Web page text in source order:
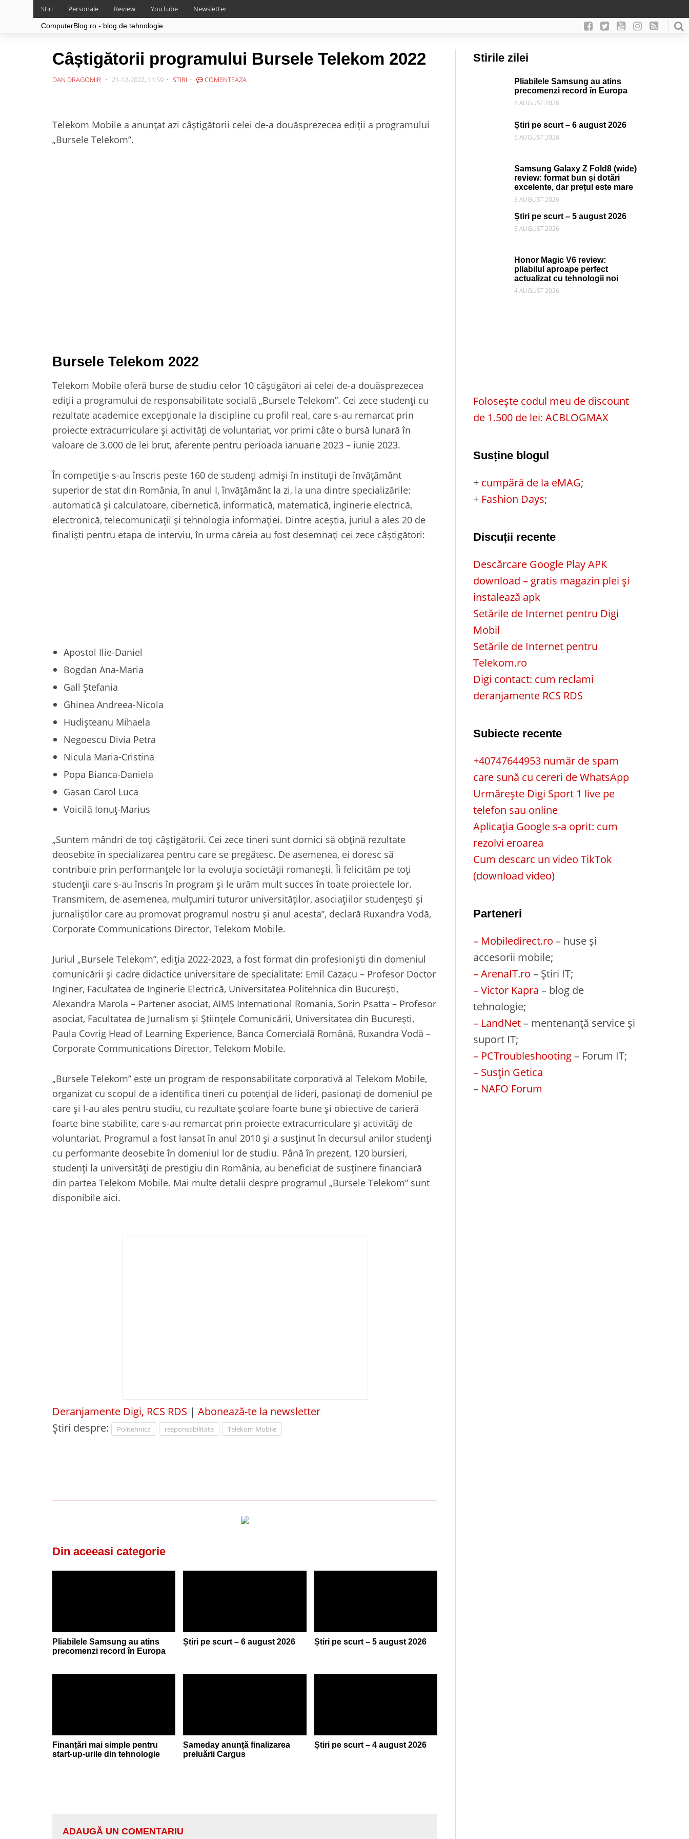
Stiri Personale Review YouTube Newsletter
ComputerBlog.ro - blog de tehnologie
Câștigătorii programului Bursele Telekom 2022
DAN DRAGOMIR 21-12-2022, 11:59 STIRI COMENTEAZA
Telekom Mobile a anunțat azi câștigătorii celei de-a douăsprezecea ediții a programului
„Bursele Telekom”.
Bursele Telekom 2022
Telekom Mobile oferă burse de studiu celor 10 câștigători ai celei de-a douăsprezecea
ediții a programului de responsabilitate socială „Bursele Telekom”. Cei zece studenți cu
rezultate academice excepționale la discipline cu profil real, care s-au remarcat prin
proiecte extracurriculare şi activități de voluntariat, vor primi câte o bursă lunară în
valoare de 3.000 de lei brut, aferente pentru perioada ianuarie 2023 – iunie 2023.
În competiție s-au înscris peste 160 de studenți admiși în instituții de învățământ
superior de stat din România, în anul I, învățământ la zi, la una dintre specializările:
automatică și calculatoare, cibernetică, informatică, matematică, inginerie electrică,
electronică, telecomunicații și tehnologia informației. Dintre aceștia, juriul a ales 20 de
finaliști pentru etapa de interviu, în urma căreia au fost desemnați cei zece câștigători:
Apostol Ilie-Daniel
Bogdan Ana-Maria
Gall Ștefania
Ghinea Andreea-Nicola
Hudișteanu Mihaela
Negoescu Divia Petra
Nicula Maria-Cristina
Popa Bianca-Daniela
Gasan Carol Luca
Voicilă Ionuț-Marius
„Suntem mândri de toți câștigătorii. Cei zece tineri sunt dornici să obțină rezultate
deosebite în specializarea pentru care se pregătesc. De asemenea, ei doresc să
contribuie prin performanțele lor la evoluția societății romanești. Îi felicităm pe toți
studenții care s-au înscris în program și le urăm mult succes în toate proiectele lor.
Transmitem, de asemenea, mulțumiri tuturor universităților, asociațiilor studențești şi
jurnaliștilor care au promovat programul nostru și anul acesta”, declară Ruxandra Vodă,
Corporate Communications Director, Telekom Mobile.
Juriul „Bursele Telekom”, ediția 2022-2023, a fost format din profesioniști din domeniul
comunicării și cadre didactice universitare de specialitate: Emil Cazacu – Profesor Doctor
Inginer, Facultatea de Inginerie Electrică, Universitatea Politehnica din București,
Alexandra Marola – Partener asociat, AIMS International Romania, Sorin Psatta – Profesor
asociat, Facultatea de Jurnalism şi Științele Comunicării, Universitatea din București,
Paula Covrig Head of Learning Experience, Banca Comercială Română, Ruxandra Vodă –
Corporate Communications Director, Telekom Mobile.
„Bursele Telekom” este un program de responsabilitate corporativă al Telekom Mobile,
organizat cu scopul de a identifica tineri cu potențial de lideri, pasionați de domeniul pe
care şi l-au ales pentru studiu, cu rezultate școlare foarte bune şi obiective de carieră
foarte bine stabilite, care s-au remarcat prin proiecte extracurriculare şi activități de
voluntariat. Programul a fost lansat în anul 2010 și a susținut în decursul anilor studenți
cu performante deosebite în domeniul lor de studiu. Până în prezent, 120 bursieri,
studenți la universități de prestigiu din România, au beneficiat de susținere financiară
din partea Telekom Mobile. Mai multe detalii despre programul „Bursele Telekom” sunt
disponibile aici.
Deranjamente Digi, RCS RDS | Abonează-te la newsletter
Știri despre:
Politehnica responsabilitate Telekom Mobile
Din aceeasi categorie
Pliabilele Samsung au atins
precomenzi record în Europa
Știri pe scurt – 6 august 2026 Știri pe scurt – 5 august 2026
Finanțări mai simple pentru
start-up-urile din tehnologie
Sameday anunță finalizarea
preluării Cargus
Știri pe scurt – 4 august 2026
ADAUGĂ UN COMENTARIU
Stirile zilei
Pliabilele Samsung au atins
precomenzi record în Europa
6 AUGUST 2026
Știri pe scurt – 6 august 2026
6 AUGUST 2026
Samsung Galaxy Z Fold8 (wide)
review: format bun și dotări
excelente, dar prețul este mare
5 AUGUST 2026
Știri pe scurt – 5 august 2026
5 AUGUST 2026
Honor Magic V6 review:
pliabilul aproape perfect
actualizat cu tehnologii noi
4 AUGUST 2026
Folosește codul meu de discount
de 1.500 de lei: ACBLOGMAX
Susține blogul
+ cumpără de la eMAG;
+ Fashion Days;
Discuții recente
Descărcare Google Play APK
download – gratis magazin plei și
instalează apk
Setările de Internet pentru Digi
Mobil
Setările de Internet pentru
Telekom.ro
Digi contact: cum reclami
deranjamente RCS RDS
Subiecte recente
+40747644953 număr de spam
care sună cu cereri de WhatsApp
Urmărește Digi Sport 1 live pe
telefon sau online
Aplicația Google s-a oprit: cum
rezolvi eroarea
Cum descarc un video TikTok
(download video)
Parteneri
– Mobiledirect.ro – huse și
accesorii mobile;
– ArenaIT.ro – Știri IT;
– Victor Kapra – blog de
tehnologie;
– LandNet– mentenanță service și
suport IT;
– PCTroubleshooting– Forum IT;
– Susțin Getica
– NAFO Forum